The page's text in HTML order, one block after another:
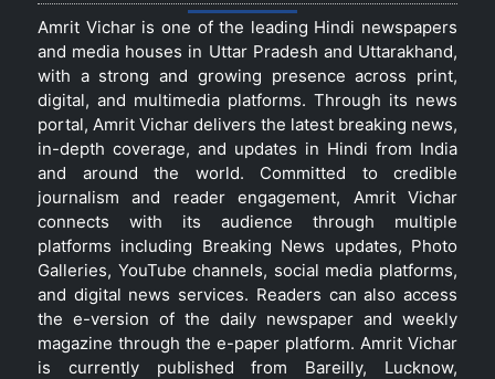
Amrit Vichar is one of the leading Hindi newspapers
and media houses in Uttar Pradesh and Uttarakhand,
with a strong and growing presence across print,
digital, and multimedia platforms. Through its news
portal, Amrit Vichar delivers the latest breaking news,
in-depth coverage, and updates in Hindi from India
and around the world. Committed to credible
journalism and reader engagement, Amrit Vichar
connects with its audience through multiple
platforms including Breaking News updates, Photo
Galleries, YouTube channels, social media platforms,
and digital news services. Readers can also access
the e-version of the daily newspaper and weekly
magazine through the e-paper platform. Amrit Vichar
is currently published from Bareilly, Lucknow,